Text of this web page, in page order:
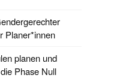
Planer*innen
planen und
Phase Null